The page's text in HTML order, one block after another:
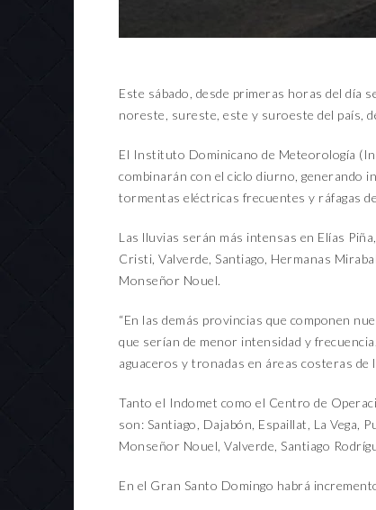
Este sábado, desde primeras horas del día
noreste, sureste, este y suroeste del país,
El Instituto Dominicano de Meteorología
combinarán con el ciclo diurno, generando
tormentas eléctricas frecuentes y ráfagas
Las lluvias serán más intensas en Elías
Cristi, Valverde, Santiago, Hermanas
Monseñor Nouel.
“En las demás provincias que componen
que serían de menor intensidad y
aguaceros y tronadas en áreas costeras de
Tanto el Indomet como el Centro de
son: Santiago, Dajabón, Espaillat, La Vega,
Monseñor Nouel, Valverde, Santiago
En el Gran Santo Domingo habrá